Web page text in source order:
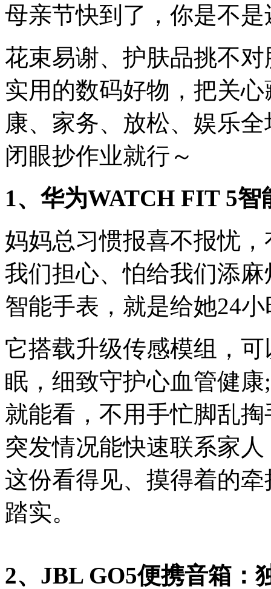
母亲节快到了，你是不
花束易谢、护肤品挑不
实用的数码好物，把关
康、家务、放松、娱乐
闭眼抄作业就行～
1、华为WATCH FIT 5
妈妈总习惯报喜不报忧
我们担心、怕给我们添
智能手表，就是给她24
它搭载升级传感模组，
眠，细致守护心血管健
就能看，不用手忙脚乱
突发情况能快速联系家
这份看得见、摸得着的
踏实。
2、JBL GO5便携音箱：